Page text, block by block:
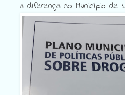
a diferença no Município de